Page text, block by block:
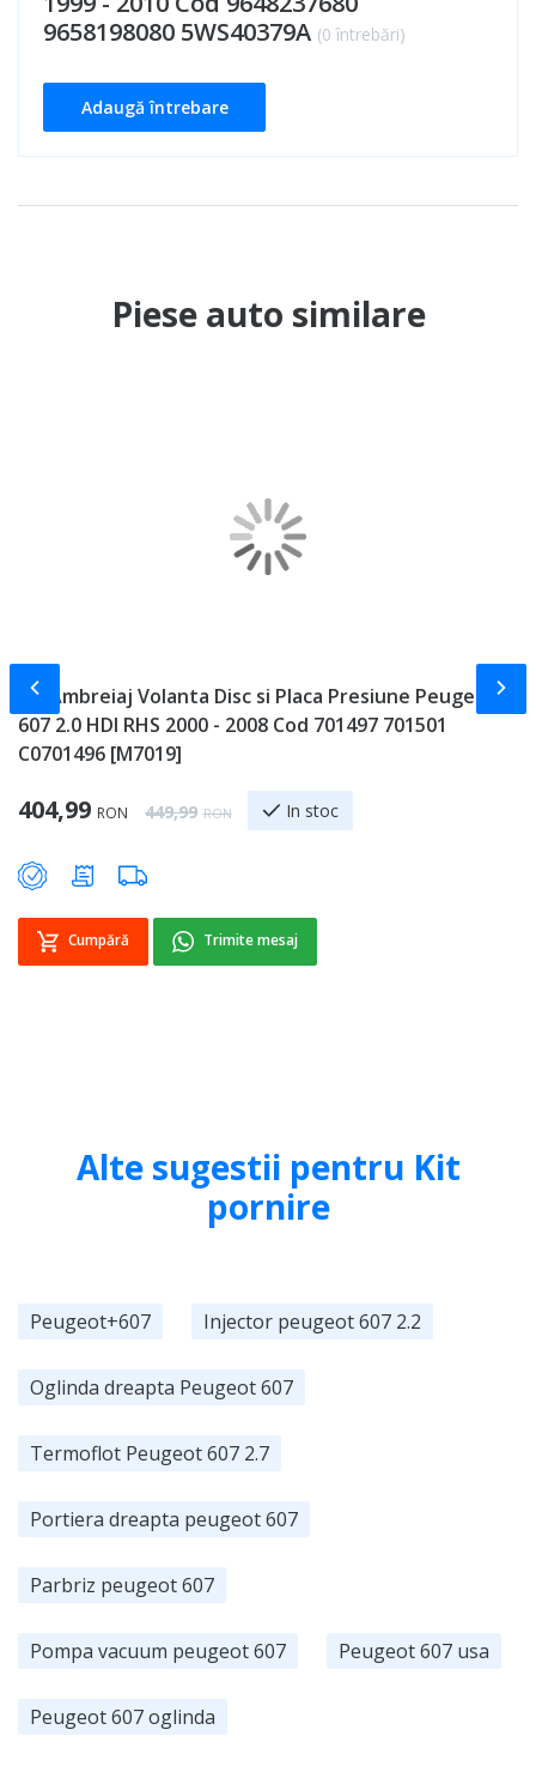
9658198080 5WS40379A (0 întrebări)
Adaugă întrebare
Piese auto similare
Kit Ambreiaj Volanta Disc si Placa Presiune Peugeot
607 2.0 HDI RHS 2000 - 2008 Cod 701497 701501
C0701496 [M7019]
Special Price
404,99 RON Regular Price
449,99 RON In stoc
Cumpără Trimite mesaj
Slide-ul anterior
Alte sugestii pentru Kit
pornire
Peugeot+607 Injector peugeot 607 2.2
Oglinda dreapta Peugeot 607
Termoflot Peugeot 607 2.7
Portiera dreapta peugeot 607
Parbriz peugeot 607
Pompa vacuum peugeot 607 Peugeot 607 usa
Peugeot 607 oglinda